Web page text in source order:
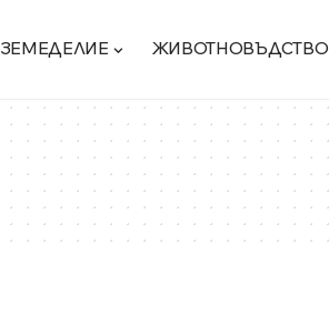
ЗЕМЕДЕЛИЕ ЖИВОТНОВЪДСТВО